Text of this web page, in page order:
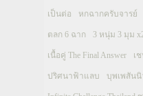
เป็นต่อ หกฉากครับจารย์
ตลก 6 ฉาก 3 หนุ่ม 3 มุม
เนื้อคู่ The Final Answer เ
ปริศนาฟ้าแลบ บุพเพสันนิ